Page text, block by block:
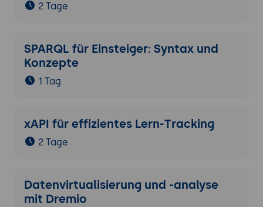
2 Tage
SPARQL für Einsteiger: Syntax und
Konzepte
1 Tag
xAPI für effizientes Lern-Tracking
2 Tage
Datenvirtualisierung und -analyse
mit Dremio